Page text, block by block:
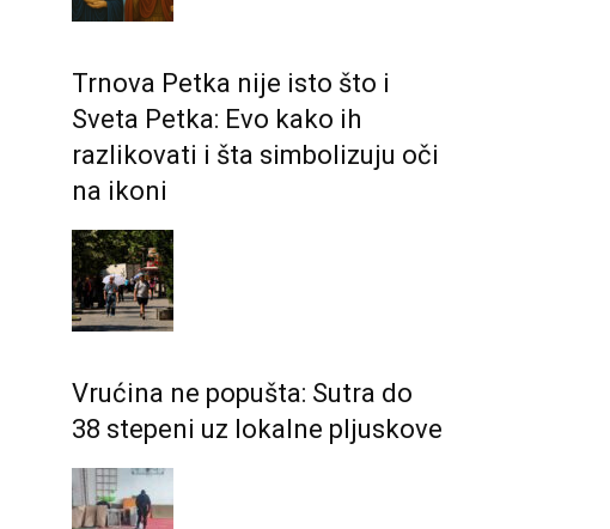
Trnova Petka nije isto što i
Sveta Petka: Evo kako ih
razlikovati i šta simbolizuju oči
na ikoni
Vrućina ne popušta: Sutra do
38 stepeni uz lokalne pljuskove